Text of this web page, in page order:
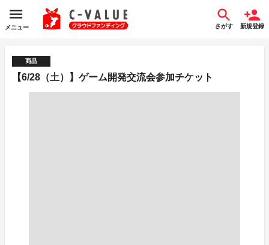
メニュー さがす 新規登録
商品
【6/28（土）】ゲーム開発交流会参加チケット